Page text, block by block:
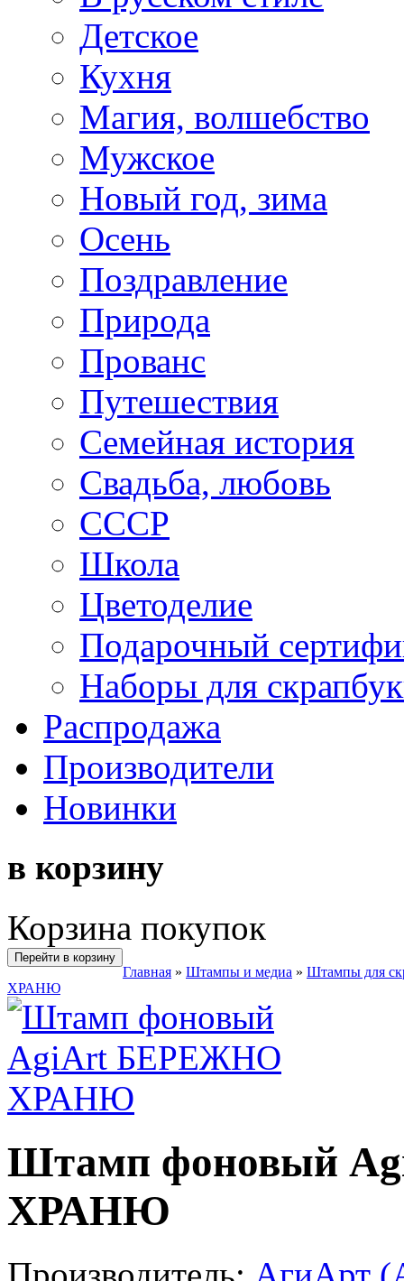
Детское
Кухня
Магия, волшебство
Мужское
Новый год, зима
Осень
Поздравление
Природа
Прованс
Путешествия
Семейная история
Свадьба, любовь
СССР
Школа
Цветоделие
Подарочный
Наборы для
Распродажа
Производители
Новинки
в корзину
Корзина покупок
Перейти в корзину
Главная » Штампы и медиа » Штампы для
ХРАНЮ
Штамп фоновый
ХРАНЮ